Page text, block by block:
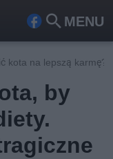
MENU
Fa
ook
Szu
kaj
kota na lepszą karmę?
by